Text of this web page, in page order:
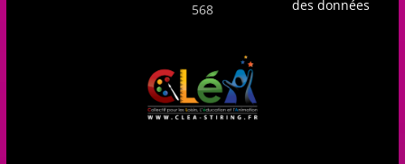
568
des données